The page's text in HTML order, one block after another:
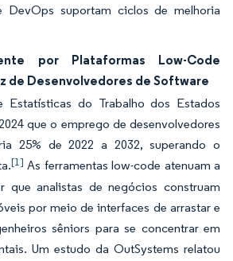
DevOps suportam ciclos de melhoria
por Plataformas Low-Code
de Desenvolvedores de Software
Estatísticas do Trabalho dos Estados
que o emprego de desenvolvedores
25% de 2022 a 2032, superando o
[1] As ferramentas low-code atenuam a
que analistas de negócios construam
por meio de interfaces de arrastar e
sêniors para se concentrar em
Um estudo da OutSystems relatou